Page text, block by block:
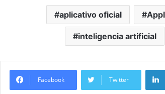
aplicativo oficial
inteligencia artificial
Facebook Twitter